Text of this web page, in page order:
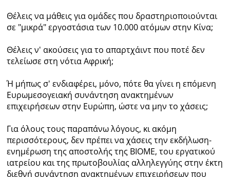
Θέλεις να μάθεις για ομάδες που δραστηριοποιούνται
σε "μικρά" εργοστάσια των 10.000 ατόμων στην Κίνα;
Θέλεις ν' ακούσεις για το απαρτχάιντ που ποτέ δεν
τελείωσε στη νότια Αφρική;
Ή μήπως σ' ενδιαφέρει, μόνο, πότε θα γίνει η επόμενη
Ευρωμεσογειακή συνάντηση ανακτημένων
επιχειρήσεων στην Ευρώπη, ώστε να μην το χάσεις;
Για όλους τους παραπάνω λόγους, κι ακόμη
περισσότερους, δεν πρέπει να χάσεις την εκδήλωση-
ενημέρωση της αποστολής της ΒΙΟΜΕ, του εργατικού
ιατρείου και της πρωτοβουλίας αλληλεγγύης στην έκτη
διεθνή συνάντηση ανακτημένων επιχειρήσεων που